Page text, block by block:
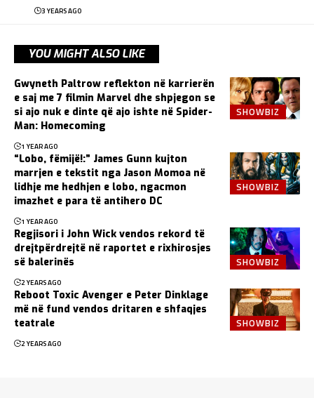
3 YEARS AGO
YOU MIGHT ALSO LIKE
SHOWBIZ
Gwyneth Paltrow reflekton në karrierën
e saj me 7 filmin Marvel dhe shpjegon se
si ajo nuk e dinte që ajo ishte në Spider-
Man: Homecoming
1 YEAR AGO
SHOWBIZ
“Lobo, fëmijë!:” James Gunn kujton
marrjen e tekstit nga Jason Momoa në
lidhje me hedhjen e lobo, ngacmon
imazhet e para të antihero DC
1 YEAR AGO
SHOWBIZ
Regjisori i John Wick vendos rekord të
drejtpërdrejtë në raportet e rixhirosjes
së balerinës
2 YEARS AGO
SHOWBIZ
Reboot Toxic Avenger e Peter Dinklage
më në fund vendos dritaren e shfaqjes
teatrale
2 YEARS AGO